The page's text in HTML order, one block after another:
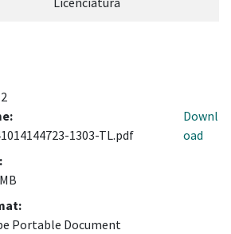
1303-TL.pdf
Portable Document
Downl
oad